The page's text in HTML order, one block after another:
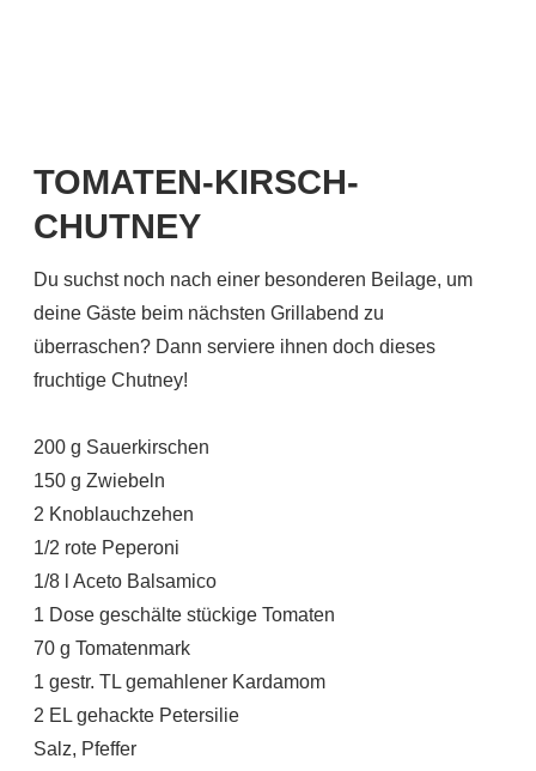
TOMATEN-KIRSCH-
CHUTNEY
Du suchst noch nach einer besonderen Beilage, um
deine Gäste beim nächsten Grillabend zu
überraschen? Dann serviere ihnen doch dieses
fruchtige Chutney!
200 g Sauerkirschen
150 g Zwiebeln
2 Knoblauchzehen
1/2 rote Peperoni
1/8 l Aceto Balsamico
1 Dose geschälte stückige Tomaten
70 g Tomatenmark
1 gestr. TL gemahlener Kardamom
2 EL gehackte Petersilie
Salz, Pfeffer